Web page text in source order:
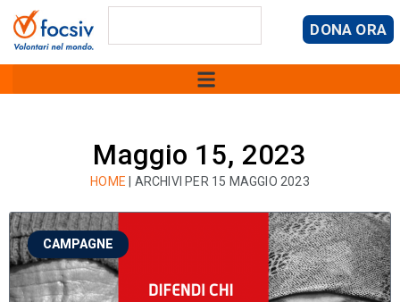
DONA ORA
Maggio 15, 2023
HOME ARCHIVI PER 15 MAGGIO 2023
CAMPAGNE